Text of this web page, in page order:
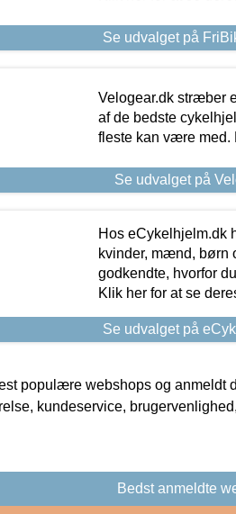
Se udvalget på
Velogear.dk stræber
af de bedste
fleste kan være med.
Se udvalget på
Hos eCykelhjelm.dk
kvinder, mænd, børn
godkendte, hvorfor
Klik her for at se
Se udvalget på
populære webshops og anmeldt
kundeservice,
Bedst anmeldte